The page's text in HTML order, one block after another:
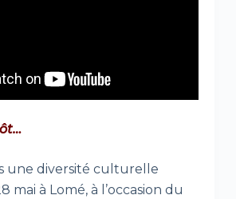
une diversité culturelle
mai à Lomé, à l’occasion du